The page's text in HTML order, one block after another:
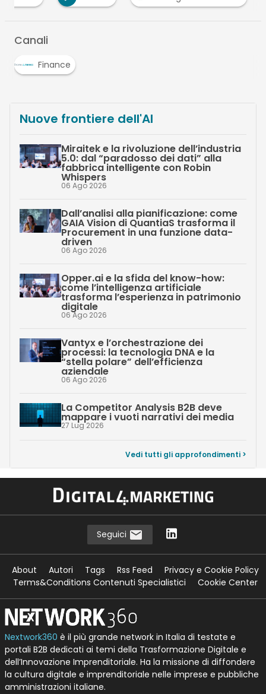
Canali
Finance
Nuove frontiere dell'AI
Miraitek e la rivoluzione dell’industria
5.0: dal “paradosso dei dati” alla
fabbrica intelligente con Robin
Whispers
06 Ago 2026
Dall’analisi alla pianificazione: come
GAIA Vision di QuantiaS trasforma il
Procurement in una funzione data-
driven
06 Ago 2026
Opper.ai e la sfida del know-how:
come l’intelligenza artificiale
trasforma l’esperienza in patrimonio
digitale
06 Ago 2026
Vantyx e l’orchestrazione dei
processi: la tecnologia DNA e la
“stella polare” dell’efficienza
aziendale
06 Ago 2026
La Competitor Analysis B2B deve
mappare i vuoti narrativi dei media
27 Lug 2026
Vedi tutti gli approfondimenti >
Seguici
About Autori Tags Rss Feed
Privacy e Cookie Policy
Terms&Conditions Contenuti Specialistici
Cookie Center
Nextwork360 è il più grande network in Italia di testate e
portali B2B dedicati ai temi della Trasformazione Digitale e
dell’Innovazione Imprenditoriale. Ha la missione di diffondere
la cultura digitale e imprenditoriale nelle imprese e pubbliche
amministrazioni italiane.